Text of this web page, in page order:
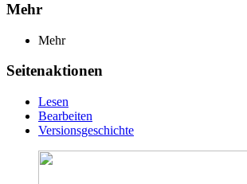
Mehr
Mehr
Seitenaktionen
Lesen
Bearbeiten
Versionsgeschichte